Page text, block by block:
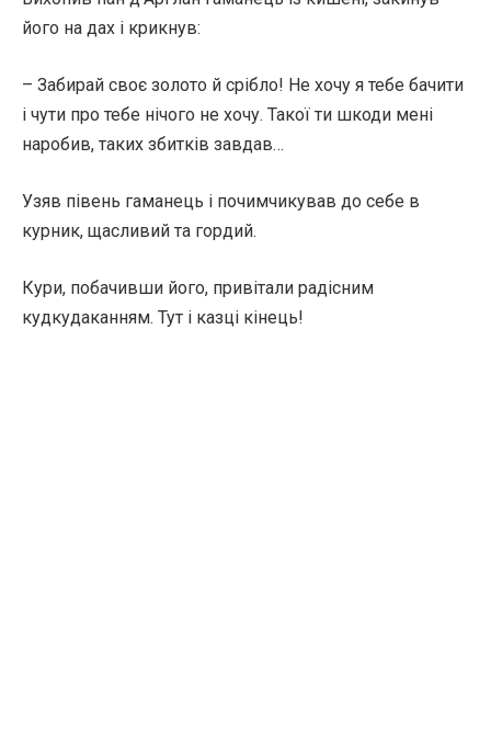
його на дах і крикнув:
– Забирай своє золото й срібло! Не хочу я тебе бачити
і чути про тебе нічого не хочу. Такої ти шкоди мені
наробив, таких збитків завдав…
Узяв півень гаманець і почимчикував до себе в
курник, щасливий та гордий.
Кури, побачивши його, привітали радісним
кудкудаканням. Тут і казці кінець!